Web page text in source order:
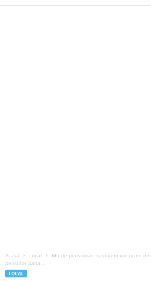
Acasă Local
Mii de pensionari vasluieni vor primi
pensiilor pana...
LOCAL